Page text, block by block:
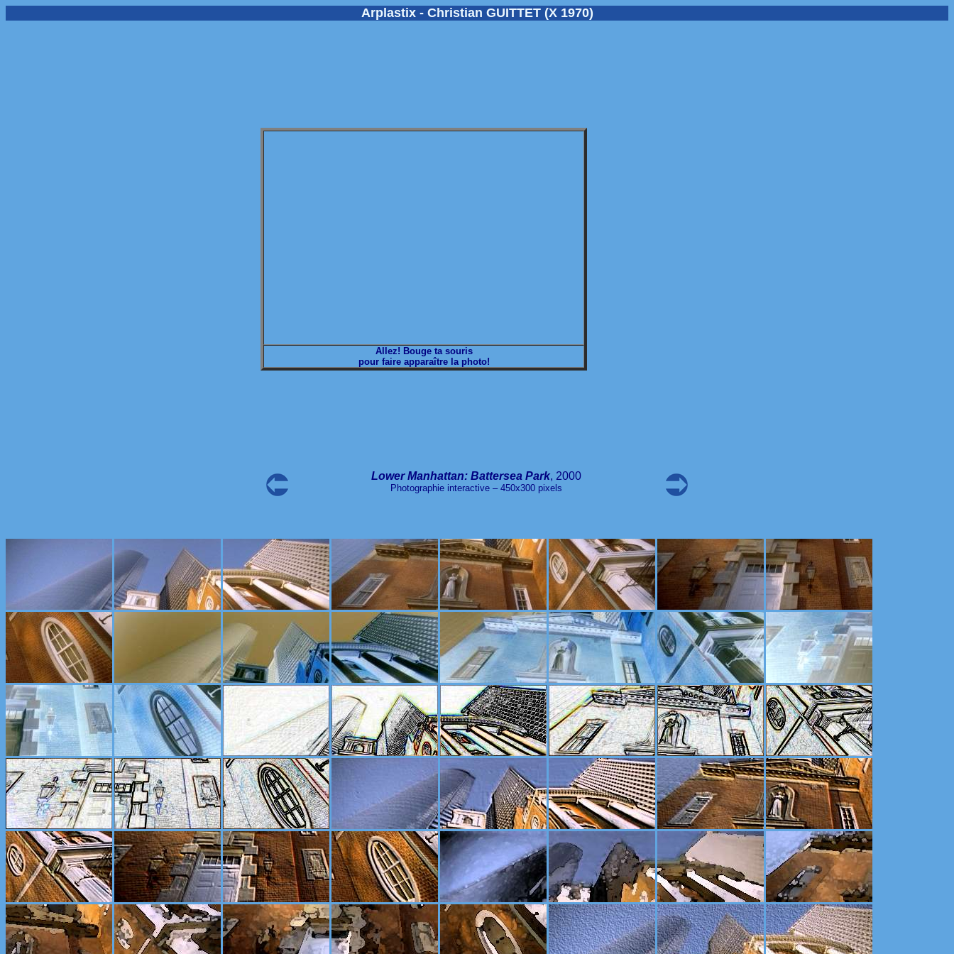
Arplastix - Christian GUITTET (X 1970)
Allez! Bouge ta souris
pour faire apparaître la photo!
Lower Manhattan: Battersea Park, 2000
Photographie interactive – 450x300 pixels